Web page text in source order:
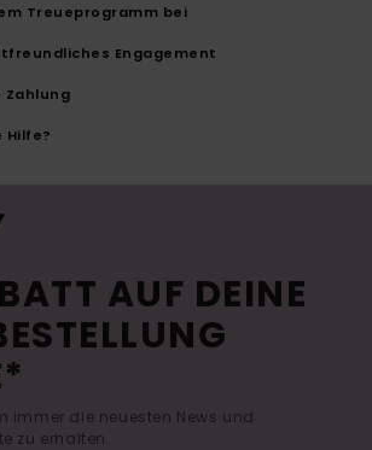
Treueprogramm bei
Engagement
Zahlung
Hilfe?
AUF DEINE
immer die neuesten News und
zu erhalten.